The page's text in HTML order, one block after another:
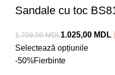
Sandale cu toc
1.709,00MDL1.025,00 MDL
Selectează opțiunile
-50%Fierbinte